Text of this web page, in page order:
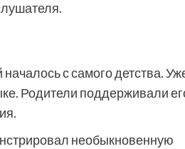
с самого детства.
Родители поддерживали
необыкновенную